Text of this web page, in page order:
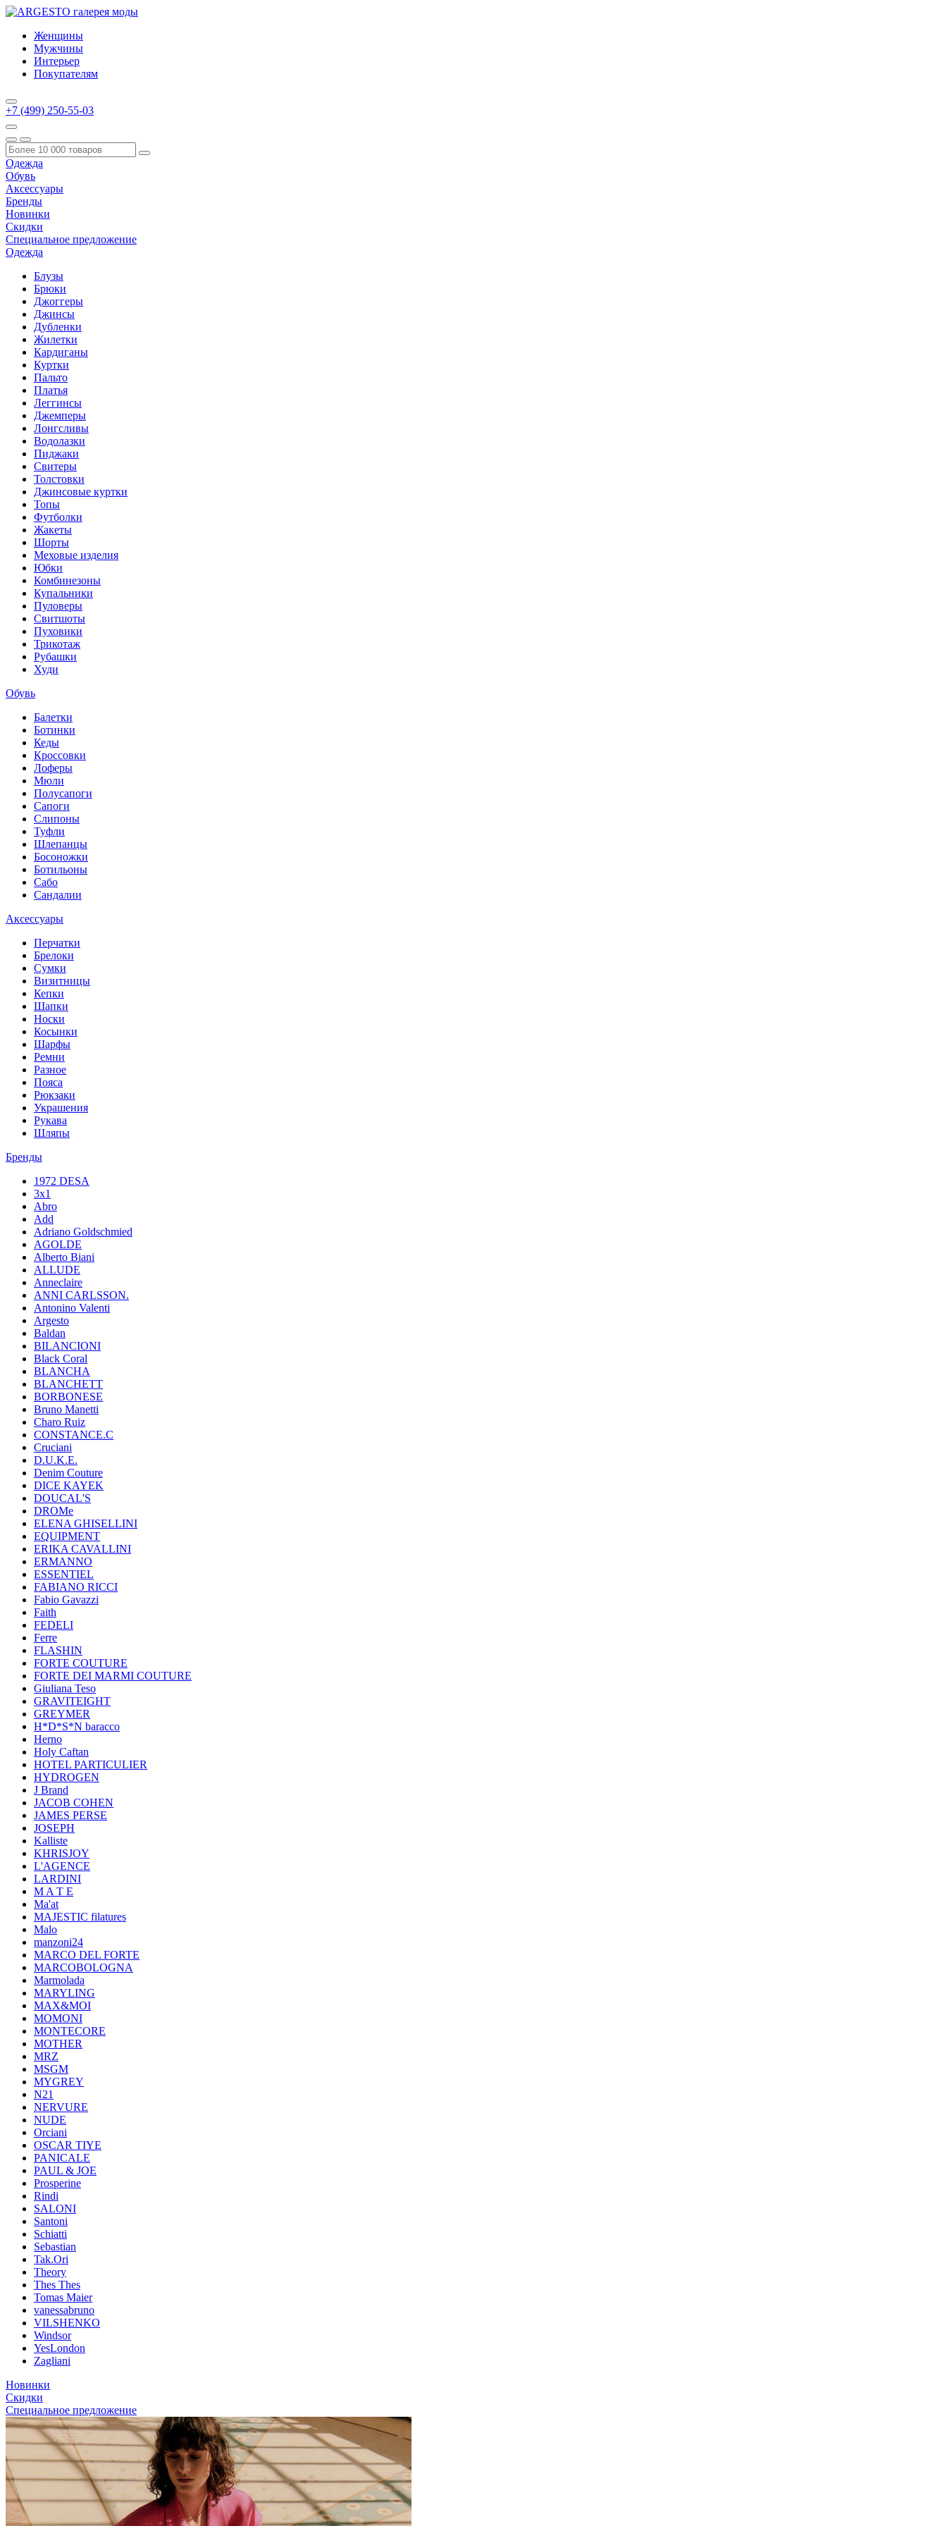
Женщины
Мужчины
Интерьер
Покупателям
+7 (499) 250-55-03
Одежда
Обувь
Аксессуары
Бренды
Новинки
Скидки
Специальное предложение
Одежда
Блузы
Брюки
Джоггеры
Джинсы
Дубленки
Жилетки
Кардиганы
Куртки
Пальто
Платья
Леггинсы
Джемперы
Лонгсливы
Водолазки
Пиджаки
Свитеры
Толстовки
Джинсовые куртки
Топы
Футболки
Жакеты
Шорты
Меховые изделия
Юбки
Комбинезоны
Купальники
Пуловеры
Свитшоты
Пуховики
Трикотаж
Рубашки
Худи
Обувь
Балетки
Ботинки
Кеды
Кроссовки
Лоферы
Мюли
Полусапоги
Сапоги
Слипоны
Туфли
Шлепанцы
Босоножки
Ботильоны
Сабо
Сандалии
Аксессуары
Перчатки
Брелоки
Сумки
Визитницы
Кепки
Шапки
Носки
Косынки
Шарфы
Ремни
Разное
Пояса
Рюкзаки
Украшения
Рукава
Шляпы
Бренды
1972 DESA
3x1
Abro
Add
Adriano Goldschmied
AGOLDE
Alberto Biani
ALLUDE
Anneclaire
ANNI CARLSSON.
Antonino Valenti
Argesto
Baldan
BILANCIONI
Black Coral
BLANCHA
BLANCHETT
BORBONESE
Bruno Manetti
Charo Ruiz
CONSTANCE.C
Cruciani
D.U.K.E.
Denim Couture
DICE KAYEK
DOUCAL'S
DROMe
ELENA GHISELLINI
EQUIPMENT
ERIKA CAVALLINI
ERMANNO
ESSENTIEL
FABIANO RICCI
Fabio Gavazzi
Faith
FEDELI
Ferre
FLASHIN
FORTE COUTURE
FORTE DEI MARMI COUTURE
Giuliana Teso
GRAVITEIGHT
GREYMER
H*D*S*N baracco
Herno
Holy Caftan
HOTEL PARTICULIER
HYDROGEN
J Brand
JACOB COHEN
JAMES PERSE
JOSEPH
Kalliste
KHRISJOY
L'AGENCE
LARDINI
M A T E
Ma'at
MAJESTIC filatures
Malo
manzoni24
MARCO DEL FORTE
MARCOBOLOGNA
Marmolada
MARYLING
MAX&MOI
MOMONI
MONTECORE
MOTHER
MRZ
MSGM
MYGREY
N21
NERVURE
NUDE
Orciani
OSCAR TIYE
PANICALE
PAUL & JOE
Prosperine
Rindi
SALONI
Santoni
Schiatti
Sebastian
Tak.Ori
Theory
Thes Thes
Tomas Maier
vanessabruno
VILSHENKO
Windsor
YesLondon
Zagliani
Новинки
Скидки
Специальное предложение